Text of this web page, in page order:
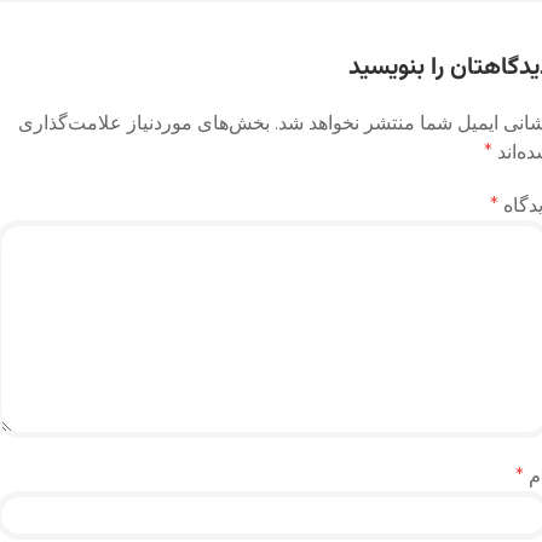
را بنویسید
ایمیل شما منتشر نخواهد شد. بخش‌های موردنیاز علامت‌گذاری
*
*
*